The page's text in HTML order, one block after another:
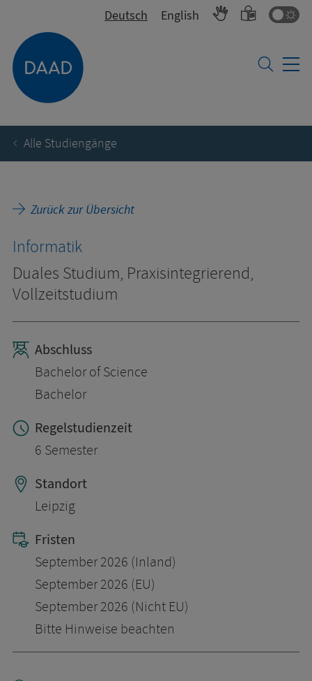
Deutsch English
Alle Studiengänge
Zurück zur Übersicht
Informatik
Duales Studium, Praxisintegrierend,
Vollzeitstudium
Abschluss
Bachelor of Science
Bachelor
Regelstudienzeit
6 Semester
Standort
Leipzig
Fristen
September 2026 (Inland)
September 2026 (EU)
September 2026 (Nicht EU)
Bitte Hinweise beachten